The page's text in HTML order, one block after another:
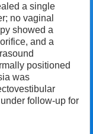
a single
no vaginal
showed a
and a
positioned
was
follow-up for